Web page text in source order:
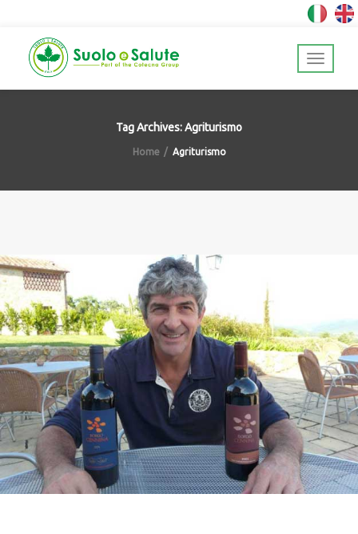
Tag Archives: Agriturismo
Home Agriturismo